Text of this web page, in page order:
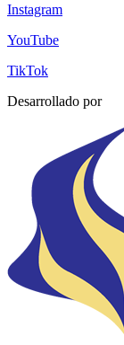
Instagram
YouTube
TikTok
Desarrollado por